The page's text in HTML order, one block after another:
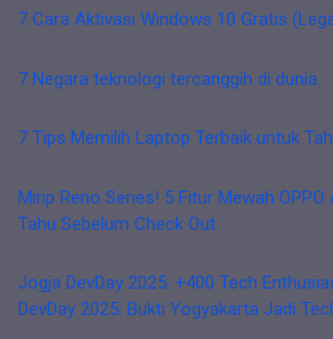
7 Cara Aktivasi Windows 10 Gratis
7 Negara teknologi tercanggih di dunia
7 Tips Memilih Laptop Terbaik untuk
Mirip Reno Series! 5 Fitur Mewah OPPO
Tahu Sebelum Check Out
Jogja DevDay 2025: +400 Tech
DevDay 2025: Bukti Yogyakarta Jadi